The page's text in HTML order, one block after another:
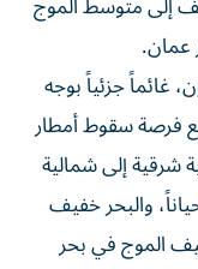
عمان.
جزئياً بوجه
فرصة سقوط أمطار
شرقية إلى شمالية
والبحر خفيف
الموج في بحر